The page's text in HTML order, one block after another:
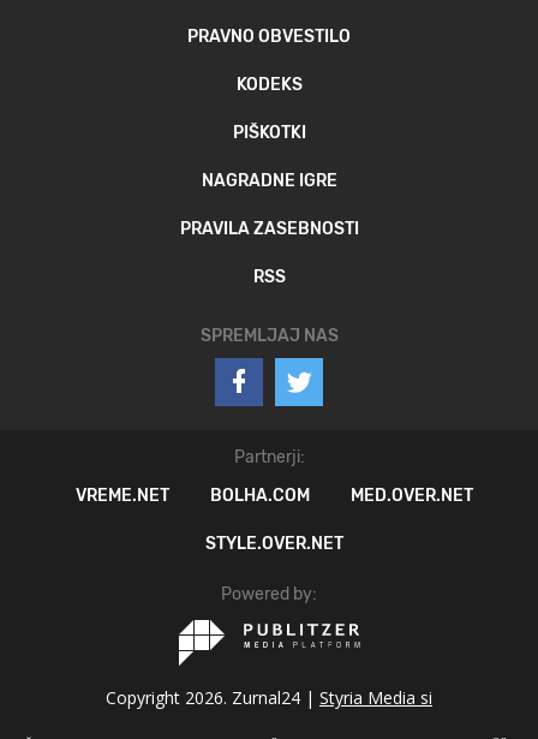
PRAVNO OBVESTILO
KODEKS
PIŠKOTKI
NAGRADNE IGRE
PRAVILA ZASEBNOSTI
RSS
SPREMLJAJ NAS
Partnerji:
VREME.NET
BOLHA.COM MED.OVER.NET
STYLE.OVER.NET
Powered by:
Copyright 2026. Zurnal24 | Styria Media si